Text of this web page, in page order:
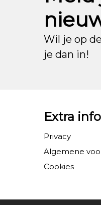
Wil je op
je dan in!
Extra
Privacy
Algemene
Cookies